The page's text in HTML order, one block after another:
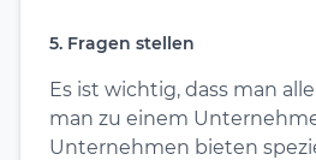
5. Fragen stellen
Es ist wichtig, dass man
man zu einem
Unternehmen bieten